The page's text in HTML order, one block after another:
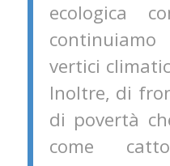
ecologica
vertici
Inoltre, di
di povertà
come